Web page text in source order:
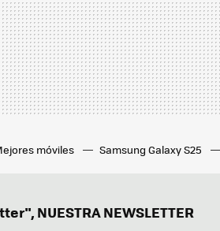
móviles Samsung Galaxy S25
NUESTRA NEWSLETTER